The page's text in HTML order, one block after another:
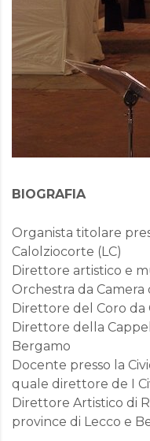
BIOGRAFIA
Organista titolare
Calolziocorte (LC)
Direttore artistico e
Orchestra da Camera
Direttore del Coro da
Direttore della
Bergamo
Docente presso la
quale direttore de I
Direttore Artistico di
province di Lecco e